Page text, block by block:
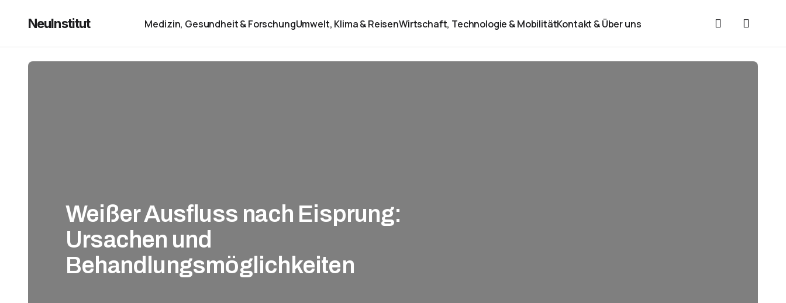
NeuInstitut Medizin, Gesundheit & ForschungUmwelt, Klima & ReisenWirtschaft, Technologie & MobilitätKontakt & Über uns
Weißer Ausfluss nach Eisprung:
Ursachen und
Behandlungsmöglichkeiten